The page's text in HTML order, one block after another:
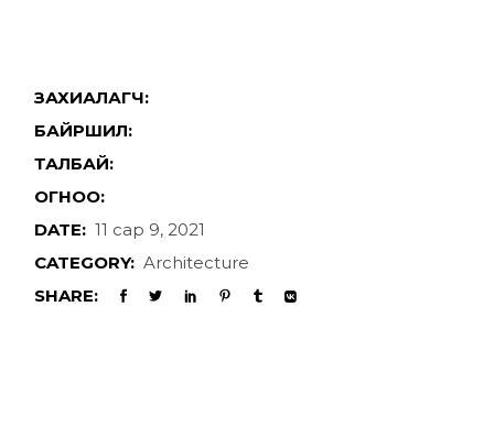
ЗАХИАЛАГЧ:
БАЙРШИЛ:
ТАЛБАЙ:
ОГНОО:
DATE: 11 сар 9, 2021
CATEGORY: Architecture
SHARE: